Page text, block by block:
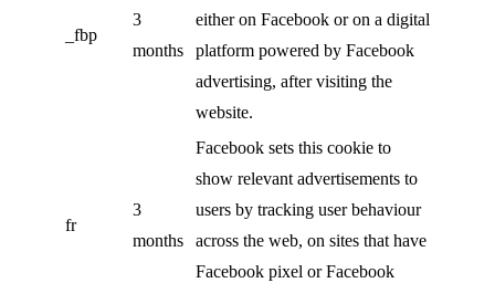
_fbp
3
months
either on Facebook or on a digital
platform powered by Facebook
advertising, after visiting the
website.
fr
3
months
Facebook sets this cookie to
show relevant advertisements to
users by tracking user behaviour
across the web, on sites that have
Facebook pixel or Facebook